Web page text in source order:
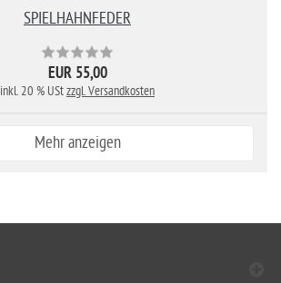
SPIELHAHNFEDER
EUR 55,00
inkl. 20 % UStzzgl. Versandkosten
Mehr anzeigen